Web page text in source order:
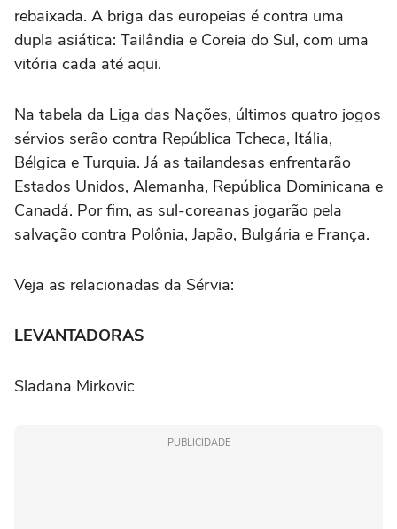
rebaixada. A briga das europeias é contra uma
dupla asiática: Tailândia e Coreia do Sul, com uma
vitória cada até aqui.
Na tabela da Liga das Nações, últimos quatro jogos
sérvios serão contra República Tcheca, Itália,
Bélgica e Turquia. Já as tailandesas enfrentarão
Estados Unidos, Alemanha, República Dominicana e
Canadá. Por fim, as sul-coreanas jogarão pela
salvação contra Polônia, Japão, Bulgária e França.
Veja as relacionadas da Sérvia:
LEVANTADORAS
Sladana Mirkovic
PUBLICIDADE